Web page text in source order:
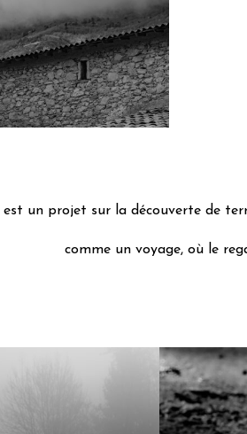
est un projet sur la découverte de
comme un voyage, où le